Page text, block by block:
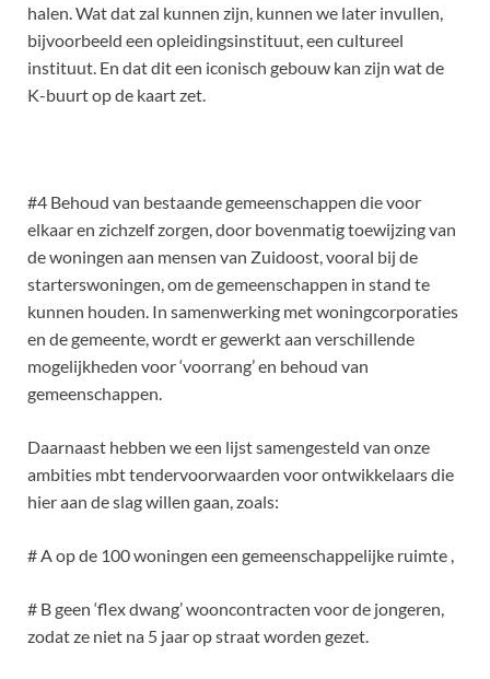
halen. Wat dat zal kunnen zijn, kunnen we later invullen,
bijvoorbeeld een opleidingsinstituut, een cultureel
instituut. En dat dit een iconisch gebouw kan zijn wat de
K-buurt op de kaart zet.
#4 Behoud van bestaande gemeenschappen die voor
elkaar en zichzelf zorgen, door bovenmatig toewijzing van
de woningen aan mensen van Zuidoost, vooral bij de
starterswoningen, om de gemeenschappen in stand te
kunnen houden. In samenwerking met woningcorporaties
en de gemeente, wordt er gewerkt aan verschillende
mogelijkheden voor ‘voorrang’ en behoud van
gemeenschappen.
Daarnaast hebben we een lijst samengesteld van onze
ambities mbt tendervoorwaarden voor ontwikkelaars die
hier aan de slag willen gaan, zoals:
# A op de 100 woningen een gemeenschappelijke ruimte ,
# B geen ‘flex dwang’ wooncontracten voor de jongeren,
zodat ze niet na 5 jaar op straat worden gezet.